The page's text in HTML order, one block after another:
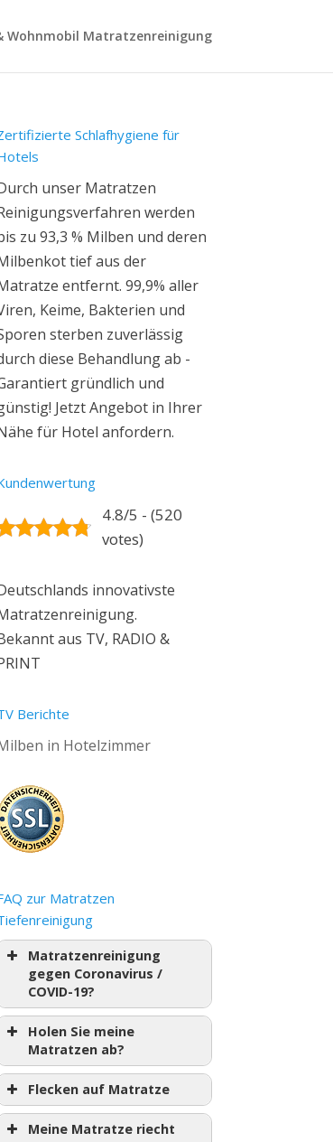
Wohnmobil Matratzenreinigung
Schlafhygiene für
unser Matratzen
werden
zu 93,3 % Milben und deren
tief aus der
entfernt. 99,9% aller
Keime, Bakterien und
sterben zuverlässig
diese Behandlung ab -
gründlich und
Jetzt Angebot in Ihrer
für Hotel anfordern.
4.8/5 - (520
votes)
innovativste
aus TV, RADIO &
Berichte
in Hotelzimmer
zur Matratzen
Matratzenreinigung
gegen Coronavirus /
COVID-19?
Holen Sie meine
Matratzen ab?
Flecken auf Matratze
Meine Matratze riecht